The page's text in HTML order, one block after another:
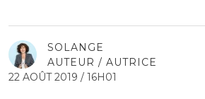
SOLANGE
AUTEUR / AUTRICE
22 AOÛT 2019 / 16H01